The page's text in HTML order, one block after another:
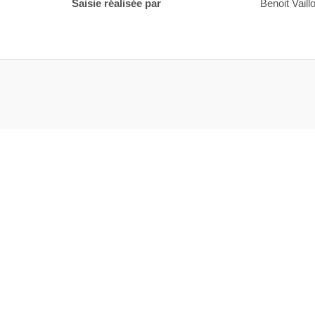
Saisie réalisée par Benoit